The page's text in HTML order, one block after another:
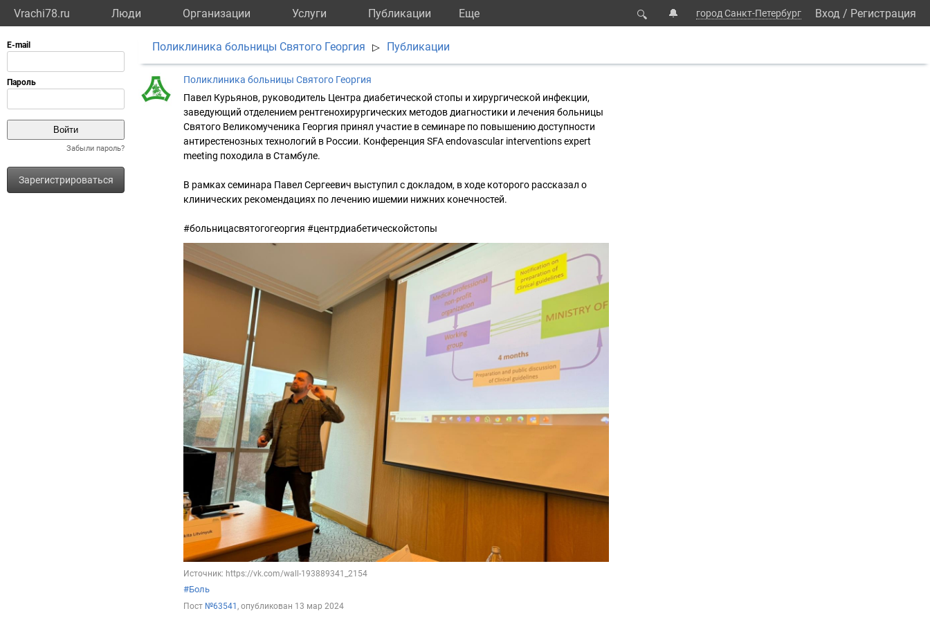
Vrachi78.ru Люди Организации Услуги Публикации Eще 🔍 🔔 город Санкт-Петербург Вход / Регистрация
Забыли пароль?
Зарегистрироваться
Поликлиника больницы Святого Георгия ▷ Публикации
Поликлиника больницы Святого Георгия
Павел Курьянов, руководитель Центра диабетической стопы и хирургической инфекции,
заведующий отделением рентгенохирургических методов диагностики и лечения больницы
Святого Великомученика Георгия принял участие в семинаре по повышению доступности
антирестенозных технологий в России. Конференция SFA endovascular interventions expert
meeting походила в Стамбуле.
В рамках семинара Павел Сергеевич выступил с докладом, в ходе которого рассказал о
клинических рекомендациях по лечению ишемии нижних конечностей.
#больницасвятогогеоргия #центрдиабетическойстопы
Источник: https://vk.com/wall-193889341_2154
#Боль
Пост №63541 , опубликован 13 мар 2024